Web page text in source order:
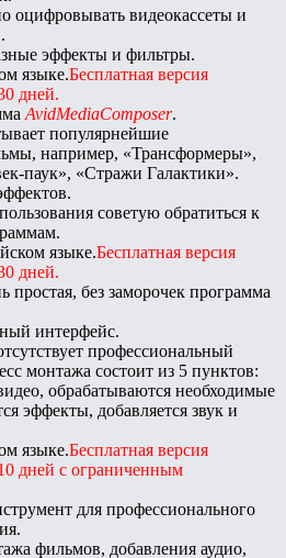
видеокассеты и
эффекты и фильтры.
языке.Бесплатная версия
дней.
AvidMediaComposer.
популярнейшие
например, «Трансформеры»,
паук», «Стражи Галактики».
советую обратиться к
языке.Бесплатная версия
дней.
простая, без заморочек программа
интерфейс.
профессиональный
монтажа состоит из 5 пунктов:
обрабатываются необходимые
эффекты, добавляется звук и
языке.Бесплатная версия
дней с ограниченным
для профессионального
фильмов, добавления аудио,